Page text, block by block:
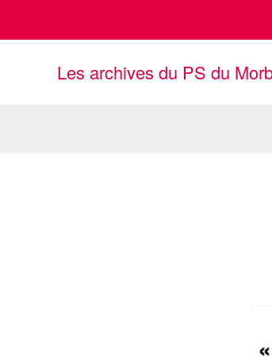
contenu
Les archives du PS du